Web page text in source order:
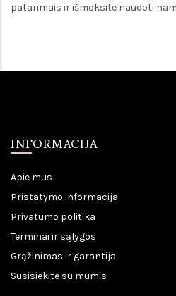
patarimais ir išmoksite naudoti
INFORMACIJA
Apie mus
Pristatymo informacija
Privatumo politika
Terminai ir sąlygos
Grąžinimas ir garantija
Susisiekite su mumis